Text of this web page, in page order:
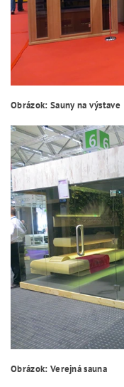
Obrázok: Sauny na výstave
Obrázok: Verejná sauna